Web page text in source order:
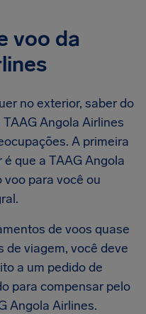
voo da
no exterior, saber do
Angola Airlines
A primeira
que a TAAG Angola
para você ou
de voos quase
de viagem, você deve
a um pedido de
para compensar pelo
Angola Airlines.